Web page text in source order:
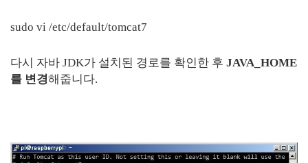
sudo vi /etc/default/tomcat7
다시 자바 JDK가 설치된 경로를 확인한 후 JAVA_HOME
를 변경해줍니다.